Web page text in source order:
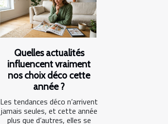
Quelles actualités
influencent vraiment
nos choix déco cette
année ?
Les tendances déco n’arrivent
jamais seules, et cette année
plus que d’autres, elles se